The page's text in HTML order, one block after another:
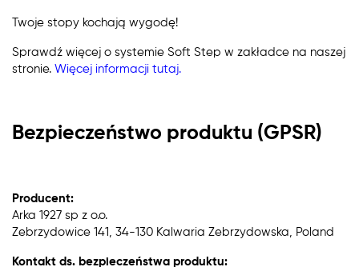
Twoje stopy kochają wygodę!
Sprawdź więcej o systemie Soft Step w zakładce na naszej
stronie. Więcej informacji tutaj.
Bezpieczeństwo produktu (GPSR)
Producent:
Arka 1927 sp z o.o.
Zebrzydowice 141, 34-130 Kalwaria Zebrzydowska, Poland
Kontakt ds. bezpieczeństwa produktu: